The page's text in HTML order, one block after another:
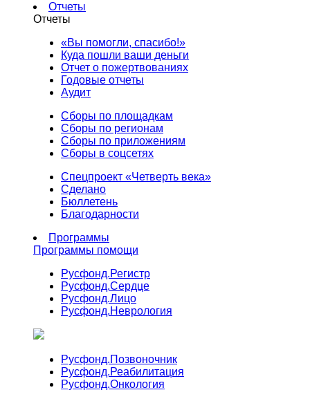
Отчеты
Отчеты
«Вы помогли, спасибо!»
Куда пошли ваши деньги
Отчет о пожертвованиях
Годовые отчеты
Аудит
Сборы по площадкам
Сборы по регионам
Сборы по приложениям
Сборы в соцсетях
Спецпроект «Четверть века»
Сделано
Бюллетень
Благодарности
Программы
Программы помощи
Русфонд.Регистр
Русфонд.Сердце
Русфонд.Лицо
Русфонд.Неврология
Русфонд.Позвоночник
Русфонд.Реабилитация
Русфонд.Онкология